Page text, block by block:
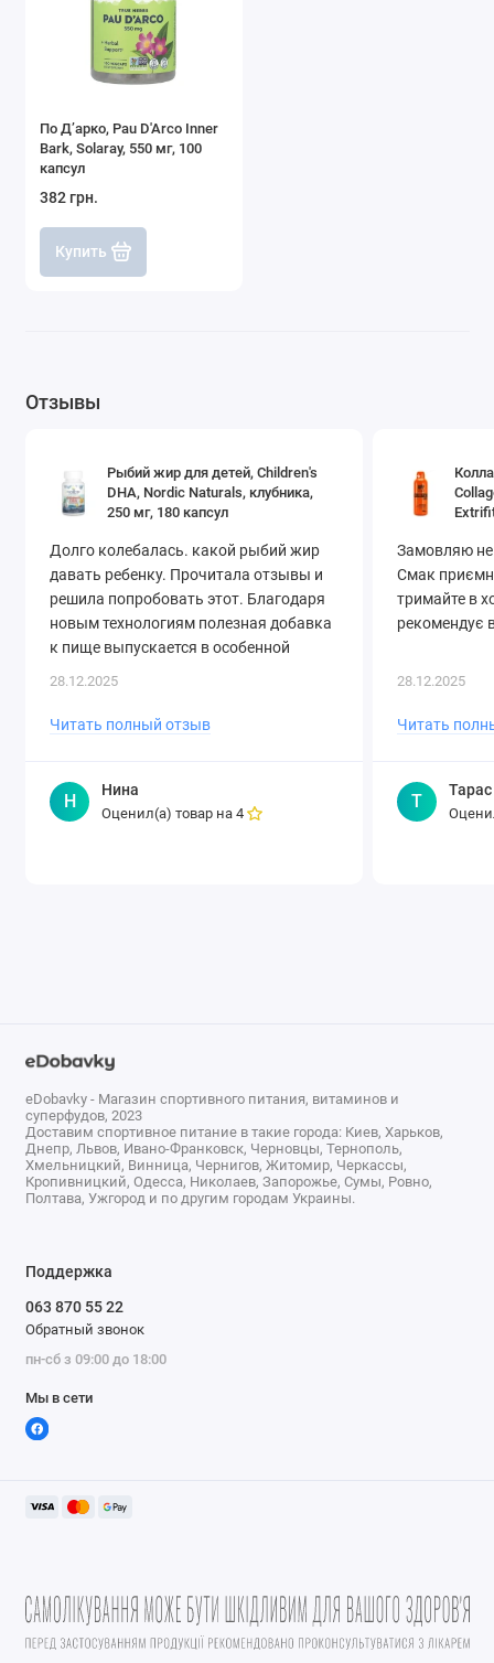
По Д’арко, Pau D'Arco Inner
Bark, Solaray, 550 мг, 100
капсул
382 грн.
Купить
Отзывы
Рыбий жир для детей, Children's
DHA, Nordic Naturals, клубника,
250 мг, 180 капсул
Долго колебалась. какой рыбий жир
давать ребенку. Прочитала отзывы и
решила попробовать этот. Благодаря
новым технологиям полезная добавка
к пище выпускается в особенной
организма и уберегающих от
употребления. И если вы начнете
давать детям средство в капсулах с
28.12.2025
Читать полный отзыв
Н
Нина
Оценил(а) товар на 4
Замовляю
Смак
тримайте в
рекомендує
28.12.2025
Читать
Т
Тарас
eDobavky - Магазин спортивного питания, витаминов и
суперфудов, 2023
Доставим спортивное питание в такие города: Киев, Харьков,
Днепр, Львов, Ивано-Франковск, Черновцы, Тернополь,
Хмельницкий, Винница, Чернигов, Житомир, Черкассы,
Кропивницкий, Одесса, Николаев, Запорожье, Сумы, Ровно,
Полтава, Ужгород и по другим городам Украины.
Поддержка
063 870 55 22
Обратный звонок
пн-сб з 09:00 до 18:00
Мы в сети